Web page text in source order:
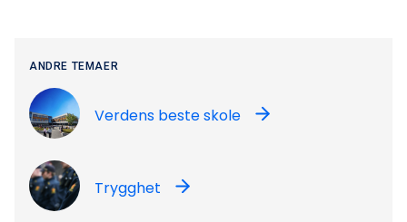
ANDRE TEMAER
Verdens beste skole
Trygghet